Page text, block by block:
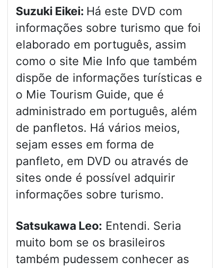
Suzuki Eikei: Há este DVD com
informações sobre turismo que foi
elaborado em português, assim
como o site Mie Info que também
dispõe de informações turísticas e
o Mie Tourism Guide, que é
administrado em português, além
de panfletos. Há vários meios,
sejam esses em forma de
panfleto, em DVD ou através de
sites onde é possível adquirir
informações sobre turismo.
Satsukawa Leo: Entendi. Seria
muito bom se os brasileiros
também pudessem conhecer as